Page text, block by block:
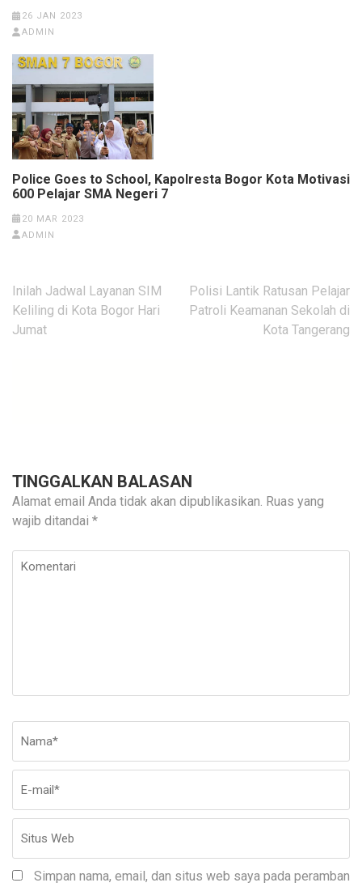
26 JAN 2023
ADMIN
Police Goes to School, Kapolresta Bogor Kota Motivasi
600 Pelajar SMA Negeri 7
20 MAR 2023
ADMIN
Navigasi
pos
Inilah Jadwal Layanan SIM
Keliling di Kota Bogor Hari
Jumat
Polisi Lantik Ratusan Pelajar
Patroli Keamanan Sekolah di
Kota Tangerang
TINGGALKAN BALASAN
Alamat email Anda tidak akan dipublikasikan. Ruas yang
wajib ditandai *
Komentari
Simpan nama, email, dan situs web saya pada peramban